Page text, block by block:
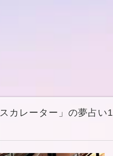
カレーター」の夢占い1